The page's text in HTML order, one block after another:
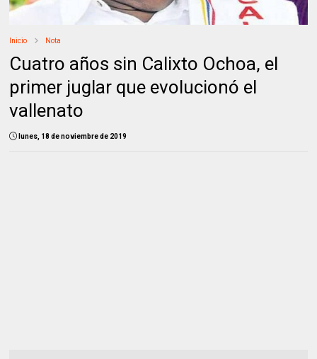
Inicio Nota
Cuatro años sin Calixto Ochoa, el
primer juglar que evolucionó el
vallenato
lunes, 18 de noviembre de 2019